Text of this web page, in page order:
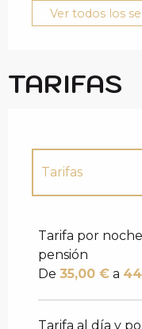
Ver todos los
TARIFAS
Tarifas
Tarifa por
pensión
De 35,00 € a
Tarifa al día y